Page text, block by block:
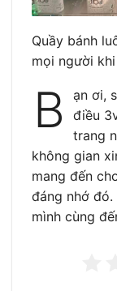
Quầy bánh
mọi người khi
B
ạn ơi,
điều
trang
không gian
mang đến
đáng nhớ
mình cùng